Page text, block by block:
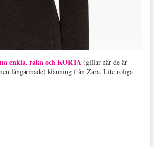
enkla, raka och KORTA(gillar när de är
långärmade) klänning från Zara. Lite roliga